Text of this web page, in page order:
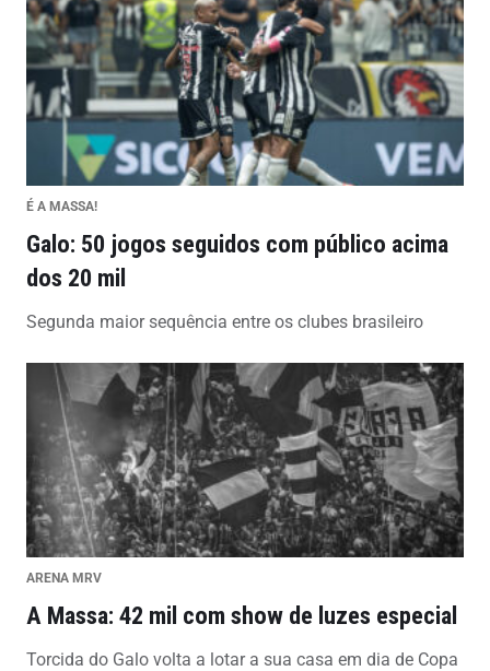
É A MASSA!
Galo: 50 jogos seguidos com público acima
dos 20 mil
Segunda maior sequência entre os clubes brasileiro
ARENA MRV
A Massa: 42 mil com show de luzes especial
Torcida do Galo volta a lotar a sua casa em dia de Copa